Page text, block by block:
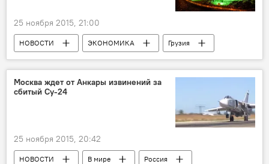
25 ноября 2015, 21:00
НОВОСТИ ЭКОНОМИКА Грузия
Москва ждет от Анкары извинений за
сбитый Су-24
25 ноября 2015, 20:42
НОВОСТИ В мире
Россия